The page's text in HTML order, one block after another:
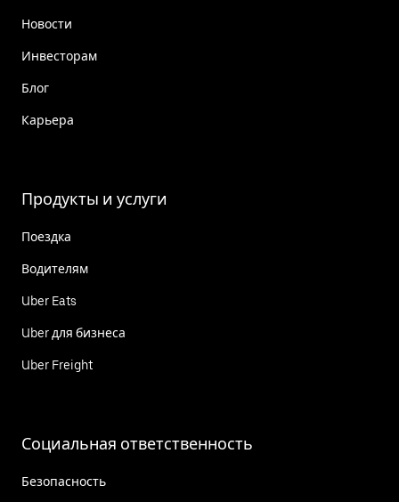
Новости
Инвесторам
Блог
Карьера
Продукты и услуги
Поездка
Водителям
Uber Eats
Uber для бизнеса
Uber Freight
Социальная ответственность
Безопасность